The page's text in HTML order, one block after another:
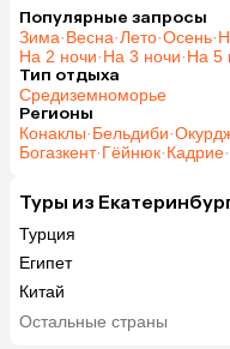
Популярные запросы
Зима·Весна·Лето·Осень·
На 2 ночи·На 3 ночи·На 5
Тип отдыха
Средиземноморье
Регионы
Конаклы·Бельдиби·
Богазкент·Гёйнюк·Кадрие·
Туры из
Турция
Египет
Китай
Вьетнам
Остальные страны